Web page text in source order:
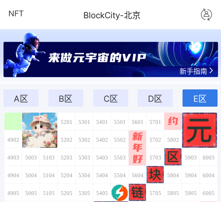
NFT BlockCity-北京
来做元宇宙的VIP
新手指南
A区 B区 C区 D区 E区
5001 5101 5201 5301 5401 5501 5601 5701 5801
约 5901 6001
4902 5002 5102 5202 5302 5402 5502 5602
新
年
好
5702 5802 5902 6002
4903 5003 5103 5203 5303 5403 5503 5603 5703 5803 5903 6003
4904 5004 5104 5204 5304 5404 5504 5604 5704 5804 5904 6004
4905 5005 5105 5205 5305 5405 5505 5605 5705 5805 5905 6005